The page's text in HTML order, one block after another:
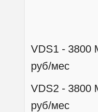
VDS1 - 3800
руб/мес
VDS2 - 3800
руб/мес